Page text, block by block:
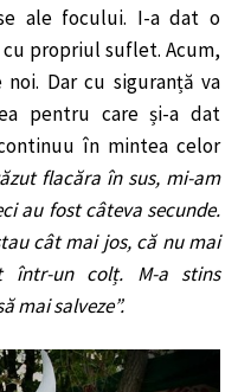
ale focului. I-a dat o
cu propriul suflet. Acum,
Dar cu siguranță va
pentru care și-a dat
în mintea celor
flacăra în sus, mi-am
au fost câteva secunde.
cât mai jos, că nu mai
într-un colț. M-a stins
mai salveze”.